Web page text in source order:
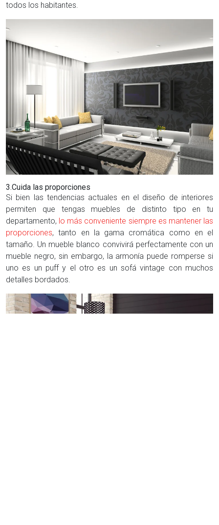
todos los habitantes.
3.Cuida las proporciones
Si bien las tendencias actuales en el diseño de interiores
permiten que tengas muebles de distinto tipo en tu
departamento, lo más conveniente siempre es mantener las
proporciones, tanto en la gama cromática como en el
tamaño. Un mueble blanco convivirá perfectamente con un
mueble negro, sin embargo, la armonía puede romperse si
uno es un puff y el otro es un sofá vintage con muchos
detalles bordados.